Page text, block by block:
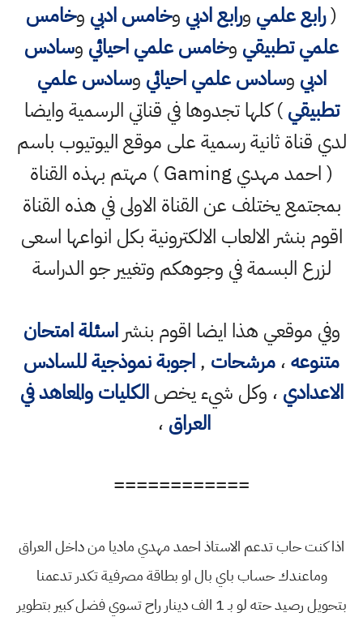
(رابع علمي ورابع ادبي وخامس ادبي وخامس
علمي تطبيقي وخامس علمي احيائي وسادس
ادبي وسادس علمي احيائي وسادس علمي
تطبيقي) كلها تجدوها في قناتي الرسمية وايضا
لدي قناة ثانية رسمية على موقع اليوتيوب باسم
( احمد مهدي Gaming ) مهتم بهذه القناة
بمجتمع يختلف عن القناة الاولى في هذه القناة
اقوم بنشر الالعاب الالكترونية بكل انواعها اسعى
لزرع البسمة في وجوهكم وتغيير جو الدراسة
وفي موقعي هذا ايضا اقوم بنشراسئلة امتحان
متنوعه،مرشحات ,اجوبة نموذجية للسادس
الاعدادي ، وكل شيء يخصالكليات والمعاهد في
العراق ،
============
اذا كنت حاب تدعم الاستاذ احمد مهدي ماديا من داخل العراق
وماعندك حساب باي بال او بطاقة مصرفية تكدر تدعمنا
بتحويل رصيد حته لو بـ 1 الف دينار راح تسوي فضل كبير بتطوير